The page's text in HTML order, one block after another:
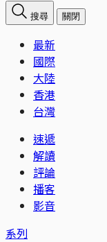
搜尋 關閉
最新
國際
大陸
香港
台灣
速遞
解讀
評論
播客
影音
系列